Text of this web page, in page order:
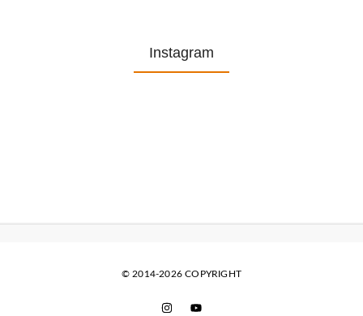
Instagram
© 2014-2026 COPYRIGHT